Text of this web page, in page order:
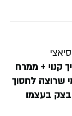
קנוי + ממרח
מי שרוצה לחסוך
בעצמו